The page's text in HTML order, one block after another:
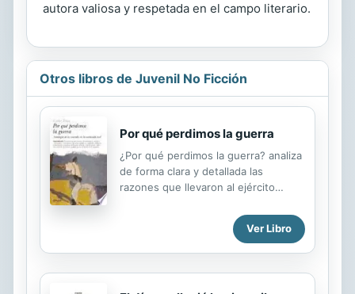
autora valiosa y respetada en el campo literario.
Otros libros de Juvenil No Ficción
Por qué perdimos la guerra
¿Por qué perdimos la guerra? analiza
de forma clara y detallada las
razones que llevaron al ejército
Civil española. Carlos Rojas presenta
una completísima obra que incluye
una antología con los testimonios de
Ver Libro